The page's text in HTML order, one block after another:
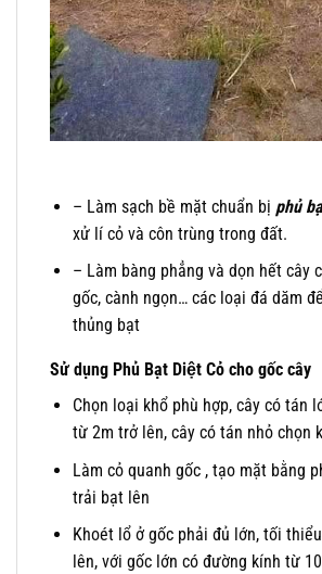
– Làm sạch bề mặt chuẩn bị phủ
xử lí cỏ và côn trùng trong đất.
– Làm bàng phẳng và dọn hết cây
gốc, cành ngọn… các loại đá dăm
thủng bạt
Sử dụng Phủ Bạt Diệt Cỏ cho gốc cây
Chọn loại khổ phù hợp, cây có tán
từ 2m trở lên, cây có tán nhỏ chọn
Làm cỏ quanh gốc , tạo mặt bằng
trải bạt lên
Khoét lổ ở gốc phải đủ lớn, tối
lên, với gốc lớn có đường kính từ